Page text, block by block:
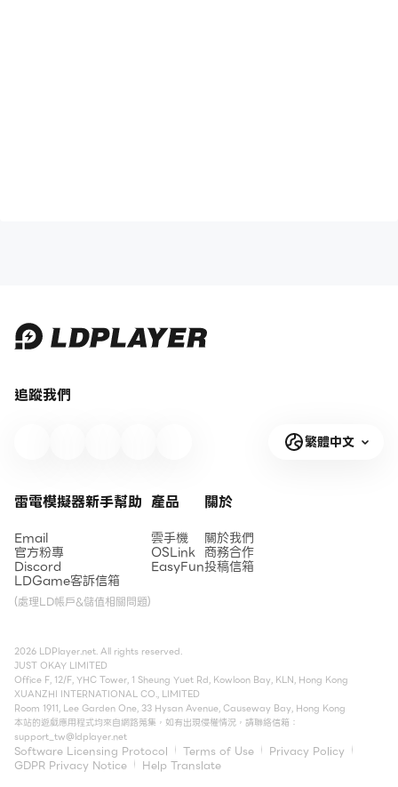
追蹤我們
繁體中文
雷電模擬器新手幫助
Email
官方粉專
Discord
LDGame客訴信箱
(處理LD帳戶&儲值相關問題)
產品
雲手機
OSLink
EasyFun
關於
關於我們
商務合作
投稿信箱
2026 LDPlayer.net. All rights reserved.
JUST OKAY LIMITED
Office F, 12/F, YHC Tower, 1 Sheung Yuet Rd, Kowloon Bay, KLN, Hong Kong
XUANZHI INTERNATIONAL CO., LIMITED
Room 1911, Lee Garden One, 33 Hysan Avenue, Causeway Bay, Hong Kong
本站的遊戲應用程式均來自網路蒐集，如有出現侵權情況，請聯絡信箱：
support_tw@ldplayer.net
Software Licensing Protocol Terms of Use
Privacy Policy
GDPR Privacy Notice
Help Translate